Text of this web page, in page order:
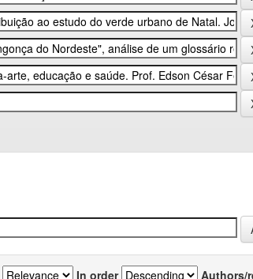
In order Authors/